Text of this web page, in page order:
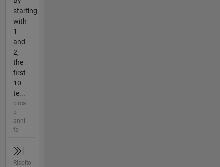
starting
with
1
and
2,
the
first
10
te...
circa
5
anni
fa
Risolto